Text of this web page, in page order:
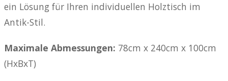
ein Lösung für Ihren individuellen Holztisch im
Antik-Stil.
Maximale Abmessungen: 78cm x 240cm x 100cm
(HxBxT)